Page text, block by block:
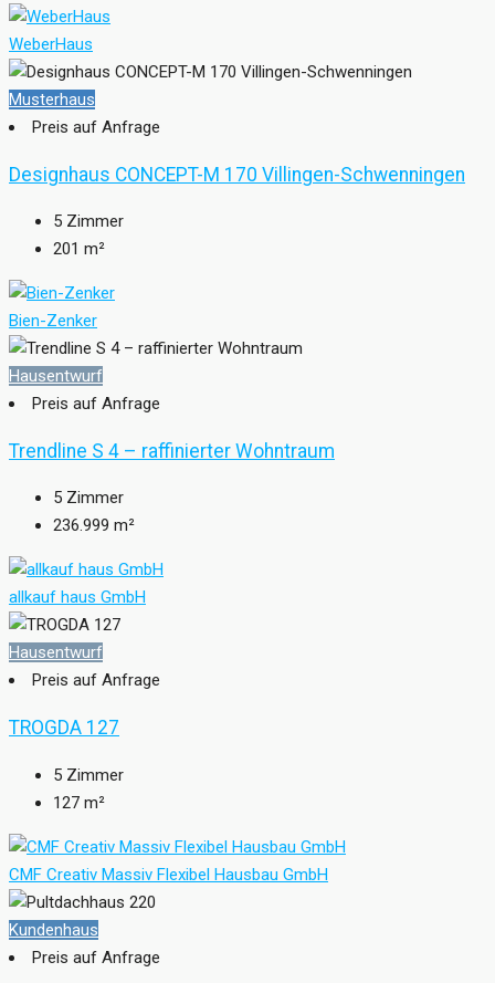
WeberHaus
Musterhaus
Preis auf Anfrage
Designhaus CONCEPT-M 170 Villingen-Schwenningen
5 Zimmer
201 m²
Bien-Zenker
Hausentwurf
Preis auf Anfrage
Trendline S 4 – raffinierter Wohntraum
5 Zimmer
236.999 m²
allkauf haus GmbH
Hausentwurf
Preis auf Anfrage
TROGDA 127
5 Zimmer
127 m²
CMF Creativ Massiv Flexibel Hausbau GmbH
Kundenhaus
Preis auf Anfrage